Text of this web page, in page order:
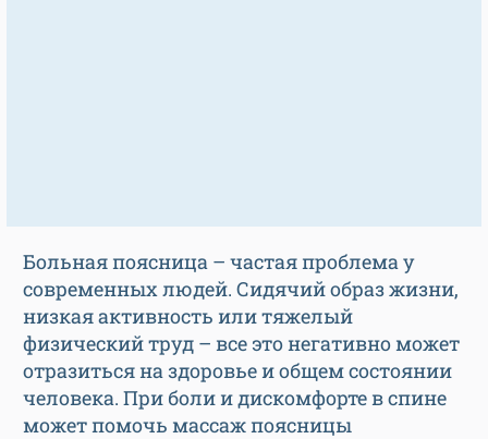
Больная поясница – частая проблема у
современных людей. Сидячий образ жизни,
низкая активность или тяжелый
физический труд – все это негативно может
отразиться на здоровье и общем состоянии
человека. При боли и дискомфорте в спине
может помочь массаж поясницы